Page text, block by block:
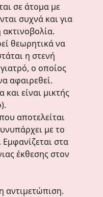
σε άτομα με
συχνά και για
θεωρητικά να
η στενή
ο οποίος
αφαιρεθεί.
είναι μικτής
αποτελείται
με το
στα
έκθεσης στον
αντιμετώπιση.